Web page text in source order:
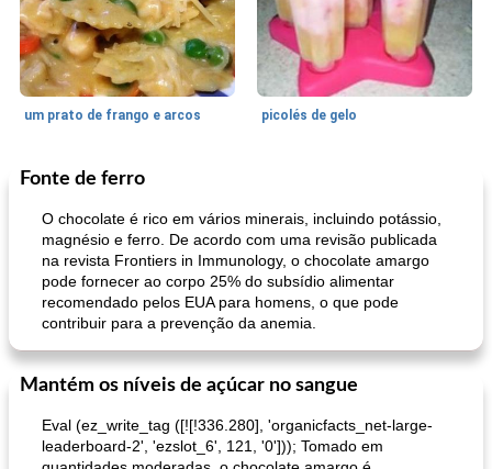
um prato de frango e arcos picolés de gelo
Marcas de Confiança: Receitas e
pimentas recheadas de estilo italiano mandelbread
Fonte de ferro
O chocolate é rico em vários minerais, incluindo potássio,
magnésio e ferro. De acordo com uma revisão publicada
na revista Frontiers in Immunology, o chocolate amargo
pode fornecer ao corpo 25% do subsídio alimentar
recomendado pelos EUA para homens, o que pode
contribuir para a prevenção da anemia.
Mantém os níveis de açúcar no sangue
Eval (ez_write_tag ([![!336.280], 'organicfacts_net-large-
leaderboard-2', 'ezslot_6', 121, '0'])); Tomado em